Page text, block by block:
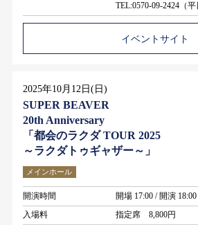
TEL:0570-09-2424（平
イベントサイト
2025年10月12日(日)
SUPER BEAVER
20th Anniversary
「都会のラクダ TOUR 2025
～ラクダトゥギャザー～」
メインホール
開演時間
開場 17:00 / 開演 18:00
入場料
指定席 8,800円